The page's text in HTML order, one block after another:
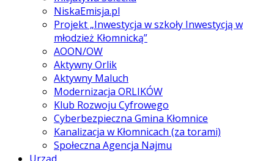
NiskaEmisja.pl
Projekt „Inwestycja w szkoły Inwestycją w
młodzież Kłomnicką”
AOON/OW
Aktywny Orlik
Aktywny Maluch
Modernizacja ORLIKÓW
Klub Rozwoju Cyfrowego
Cyberbezpieczna Gmina Kłomnice
Kanalizacja w Kłomnicach (za torami)
Społeczna Agencja Najmu